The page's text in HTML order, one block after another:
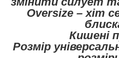
Oversize – хіт
Кишені
Розмір